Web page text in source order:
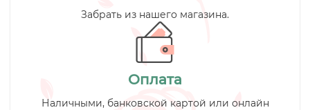
Забрать из нашего магазина.
Оплата
Наличными, банковской картой или онлайн